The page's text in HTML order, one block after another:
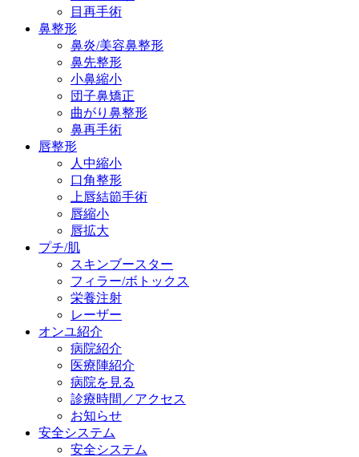
目再手術
鼻整形
鼻炎/美容鼻整形
鼻先整形
小鼻縮小
団子鼻矯正
曲がり鼻整形
鼻再手術
唇整形
人中縮小
口角整形
上唇結節手術
唇縮小
唇拡大
プチ/肌
スキンブースター
フィラー/ボトックス
栄養注射
レーザー
オンユ紹介
病院紹介
医療陣紹介
病院を見る
診療時間／アクセス
お知らせ
安全システム
安全システム